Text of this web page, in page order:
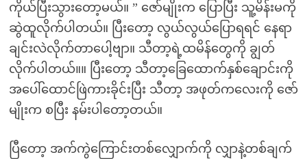
ကိုယ်ပြီးသွားတော့မယ်။ ” ဇော်မျိုးက ပြောပြီး သူ့မိန်းမကို
ဆွဲထူလိုက်ပါတယ်။ ပြီးတော့ လွယ်လွယ်ပြောရရင် နေရာ
ချင်းလဲလိုက်တာပေါ့ဗျာ။ သီတာ့ရဲ့ထမိန်တွေကို ချွတ်
လိုက်ပါတယ်။။ ပြီးတော့ သီတာ့ခြေထောက်နှစ်ချောင်းကို
အပေါ်ထောင်ဖြဲကားခိုင်းပြီး သီတာ့ အဖုတ်ကလေးကို ဇော်
မျိုးက စပြီး နမ်းပါတော့တယ်။
ပြီတော့ အက်ကွဲကြောင်းတစ်လျှောက်ကို လျှာနဲ့တစ်ချက်